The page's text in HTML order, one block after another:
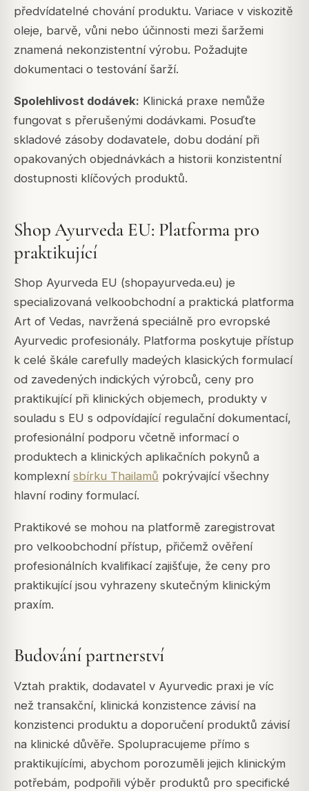
předvídatelné chování produktu. Variace v viskozitě
oleje, barvě, vůni nebo účinnosti mezi šaržemi
znamená nekonzistentní výrobu. Požadujte
dokumentaci o testování šarží.
Spolehlivost dodávek: Klinická praxe nemůže
fungovat s přerušenými dodávkami. Posuďte
skladové zásoby dodavatele, dobu dodání při
opakovaných objednávkách a historii konzistentní
dostupnosti klíčových produktů.
Shop Ayurveda EU: Platforma pro
praktikující
Shop Ayurveda EU (shopayurveda.eu) je
specializovaná velkoobchodní a praktická platforma
Art of Vedas, navržená speciálně pro evropské
Ayurvedic profesionály. Platforma poskytuje přístup
k celé škále carefully madeých klasických formulací
od zavedených indických výrobců, ceny pro
praktikující při klinických objemech, produkty v
souladu s EU s odpovídající regulační dokumentací,
profesionální podporu včetně informací o
produktech a klinických aplikačních pokynů a
komplexní sbírku Thailamů pokrývající všechny
hlavní rodiny formulací.
Praktikové se mohou na platformě zaregistrovat
pro velkoobchodní přístup, přičemž ověření
profesionálních kvalifikací zajišťuje, že ceny pro
praktikující jsou vyhrazeny skutečným klinickým
praxím.
Budování partnerství
Vztah praktik, dodavatel v Ayurvedic praxi je víc
než transakční, klinická konzistence závisí na
konzistenci produktu a doporučení produktů závisí
na klinické důvěře. Spolupracujeme přímo s
praktikujícími, abychom porozuměli jejich klinickým
potřebám, podpořili výběr produktů pro specifické